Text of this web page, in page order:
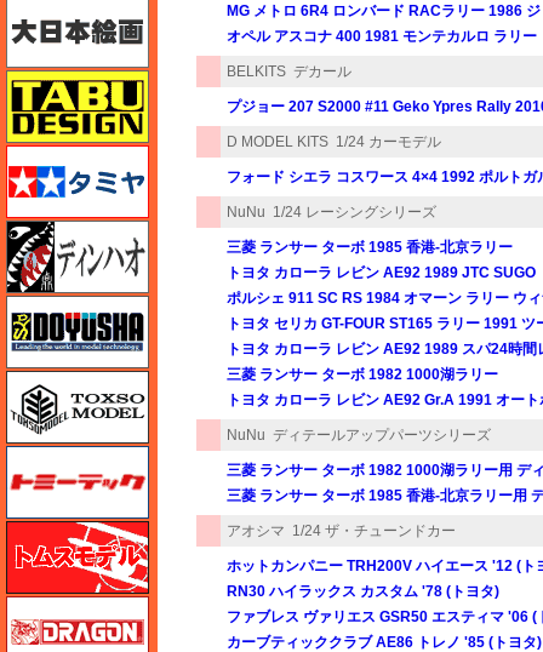
MG メトロ 6R4 ロンバード RACラリー 1986
オペル アスコナ 400 1981 モンテカルロ ラリー
BELKITS デカール
プジョー 207 S2000 #11 Geko Ypres Rally
D MODEL KITS 1/24 カーモデル
フォード シエラ コスワース 4×4 1992 ポルトガ
NuNu 1/24 レーシングシリーズ
三菱 ランサー ターボ 1985 香港-北京ラリー
トヨタ カローラ レビン AE92 1989 JTC SUGO
ポルシェ 911 SC RS 1984 オマーン ラリー ウ
トヨタ セリカ GT-FOUR ST165 ラリー 1991 ツ
トヨタ カローラ レビン AE92 1989 スパ24時間
三菱 ランサー ターボ 1982 1000湖ラリー
トヨタ カローラ レビン AE92 Gr.A 1991 オー
NuNu ディテールアップパーツシリーズ
三菱 ランサー ターボ 1982 1000湖ラリー用 デ
三菱 ランサー ターボ 1985 香港-北京ラリー用
アオシマ 1/24 ザ・チューンドカー
ホットカンパニー TRH200V ハイエース '12 (ト
RN30 ハイラックス カスタム '78 (トヨタ)
ファブレス ヴァリエス GSR50 エスティマ '06 (
カーブティッククラブ AE86 トレノ '85 (トヨタ)
タブデザイン・スタジオ27
ディン・ハオ
トキソモデル（toxso_model）
トミーテック
トムスモデル